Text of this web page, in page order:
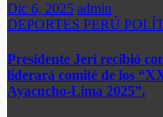
Dic 6, 2025 admin
DEPORTES PERÚ
Presidente Jerí recibió
liderará comité de los
Ayacucho-Lima 2025”.